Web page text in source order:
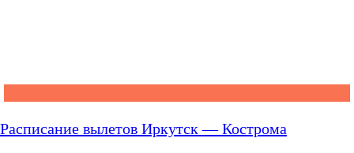
Расписание вылетов Иркутск — Кострома